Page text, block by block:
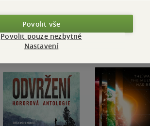
Povolit vše
Povolit pouze nezbytné
Nastavení